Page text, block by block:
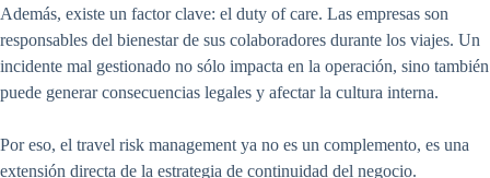
Además, existe un factor clave: el duty of care. Las empresas son
responsables del bienestar de sus colaboradores durante los viajes. Un
incidente mal gestionado no sólo impacta en la operación, sino también
puede generar consecuencias legales y afectar la cultura interna.
Por eso, el travel risk management ya no es un complemento, es una
extensión directa de la estrategia de continuidad del negocio.